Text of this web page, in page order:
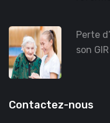
Perte
son
Contactez-nous